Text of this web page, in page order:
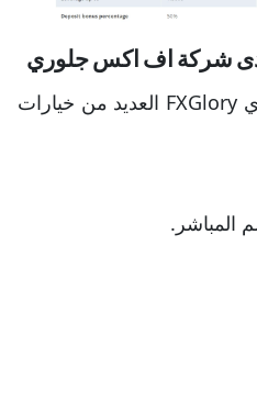
شركة اف اكس جلوري
تقدم شركة اف اكس جلوري FXGlory العديد من خيارات
المباشر.